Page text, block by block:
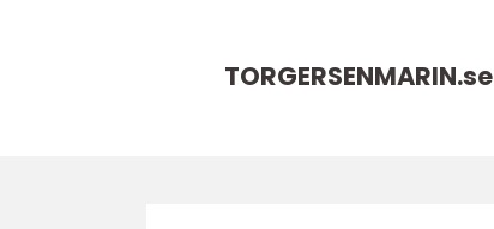
TORGERSENMARIN.se